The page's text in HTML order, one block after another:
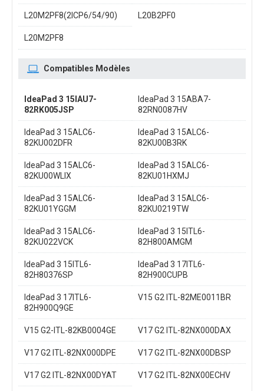
L20M2PF8(2ICP6/54/90) L20B2PF0
L20M2PF8
Compatibles Modèles
IdeaPad 3 15IAU7-
82RK005JSP
IdeaPad 3 15ABA7-
82RN0087HV
IdeaPad 3 15ALC6-
82KU002DFR
IdeaPad 3 15ALC6-
82KU00B3RK
IdeaPad 3 15ALC6-
82KU00WLIX
IdeaPad 3 15ALC6-
82KU01HXMJ
IdeaPad 3 15ALC6-
82KU01YGGM
IdeaPad 3 15ALC6-
82KU0219TW
IdeaPad 3 15ALC6-
82KU022VCK
IdeaPad 3 15ITL6-
82H800AMGM
IdeaPad 3 15ITL6-
82H80376SP
IdeaPad 3 17ITL6-
82H900CUPB
IdeaPad 3 17ITL6-
82H900Q9GE
V15 G2 ITL-82ME0011BR
V15 G2-ITL-82KB0004GE V17 G2 ITL-82NX000DAX
V17 G2 ITL-82NX000DPE V17 G2 ITL-82NX00DBSP
V17 G2 ITL-82NX00DYAT V17 G2 ITL-82NX00ECHV